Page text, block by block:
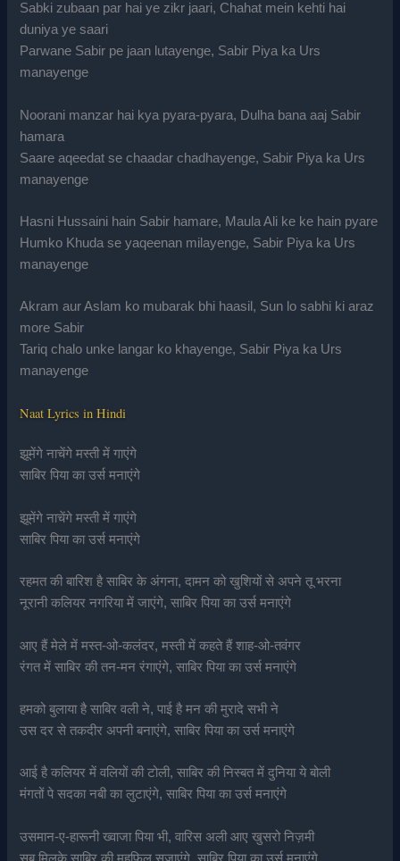
Sabki zubaan par hai ye zikr jaari, Chahat mein kehti hai
duniya ye saari
Parwane Sabir pe jaan lutayenge, Sabir Piya ka Urs
manayenge
Noorani manzar hai kya pyara-pyara, Dulha bana aaj Sabir
hamara
Saare aqeedat se chaadar chadhayenge, Sabir Piya ka Urs
manayenge
Hasni Hussaini hain Sabir hamare, Maula Ali ke ke hain pyare
Humko Khuda se yaqeenan milayenge, Sabir Piya ka Urs
manayenge
Akram aur Aslam ko mubarak bhi haasil, Sun lo sabhi ki araz
more Sabir
Tariq chalo unke langar ko khayenge, Sabir Piya ka Urs
manayenge
Naat Lyrics in Hindi
झूमेंगे नाचेंगे मस्ती में गाएंगे
साबिर पिया का उर्स मनाएंगे
झूमेंगे नाचेंगे मस्ती में गाएंगे
साबिर पिया का उर्स मनाएंगे
रहमत की बारिश है साबिर के अंगना, दामन को खुशियों से अपने तू भरना
नूरानी कलियर नगरिया में जाएंगे, साबिर पिया का उर्स मनाएंगे
आए हैं मेले में मस्त-ओ-कलंदर, मस्ती में कहते हैं शाह-ओ-तवंगर
रंगत में साबिर की तन-मन रंगाएंगे, साबिर पिया का उर्स मनाएंगे
हमको बुलाया है साबिर वली ने, पाई है मन की मुरादे सभी ने
उस दर से तकदीर अपनी बनाएंगे, साबिर पिया का उर्स मनाएंगे
आई है कलियर में वलियों की टोली, साबिर की निस्बत में दुनिया ये बोली
मंगतों पे सदका नबी का लुटाएंगे, साबिर पिया का उर्स मनाएंगे
उसमान-ए-हारूनी ख्वाजा पिया भी, वारिस अली आए खुसरो निज़मी
सब मिलके साबिर की महफ़िल सजाएंगे, साबिर पिया का उर्स मनाएंगे